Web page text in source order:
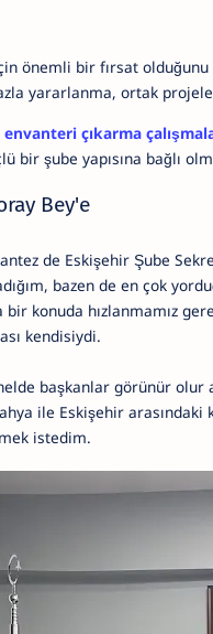
önemli bir fırsat
yararlanma, ortak
çıkarma
bir şube yapısına bağlı
Bey'e
de Eskişehir Şube
bazen de en çok
konuda hızlanmamız
kendisiydi.
başkanlar görünür
ile Eskişehir
istedim.